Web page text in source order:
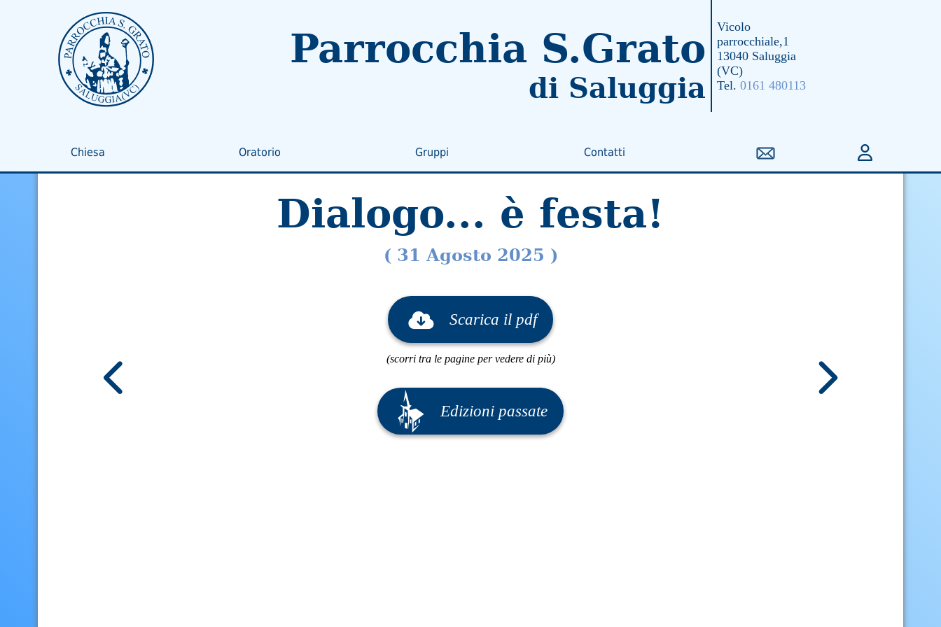
Parrocchia S.Grato
di Saluggia
Vicolo
parrocchiale,1
13040 Saluggia
(VC)
Tel. 0161 480113
Chiesa Oratorio Gruppi Contatti
Dialogo... è festa!
( 31 Agosto 2025 )
Scarica il pdf
(scorri tra le pagine per vedere di più)
Edizioni passate